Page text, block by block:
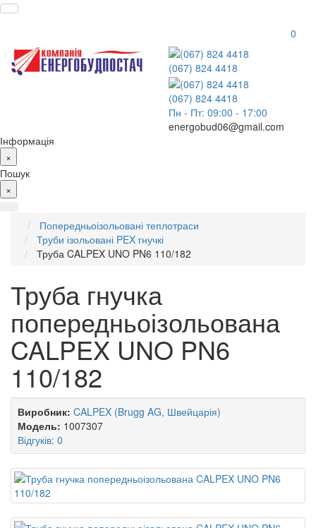
0
(067) 824 4418
(067) 824 4418
Пн - Пт: 09:00 - 17:00
energobud06@gmail.com
Інформація
×
Пошук
×
Попередньоізольовані теплотраси
Труби ізольовані PEX гнучкі
Труба CALPEX UNO PN6 110/182
Труба гнучка
попередньоізольована
CALPEX UNO PN6
110/182
Виробник: CALPEX (Brugg AG, Швейцарія)
Модель: 1007307
Відгуків: 0